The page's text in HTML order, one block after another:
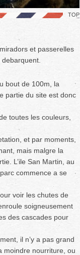
TOP
et passerelles
bout de 100m, la
partie du site est donc
toutes les couleurs,
et par moments,
mais malgre la
L’ile San Martin, au
commence a se
voir les chutes de
soigneusement
des cascades pour
il n’y a pas grand
moindre nourriture, ou